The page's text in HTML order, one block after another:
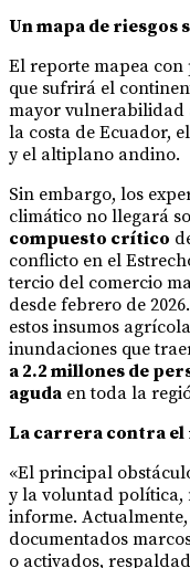
Un mapa de
El reporte mapea con
que sufrirá el
mayor vulnerabilidad
la costa de Ecuador,
y el altiplano andino.
Sin embargo, los
climático no llegará
compuesto crítico
conflicto en el
tercio del comercio
desde febrero de
estos insumos
inundaciones que
a 2.2 millones de
aguda en toda la
La carrera contra
«El principal
y la voluntad política,
informe.
documentados
o activados,